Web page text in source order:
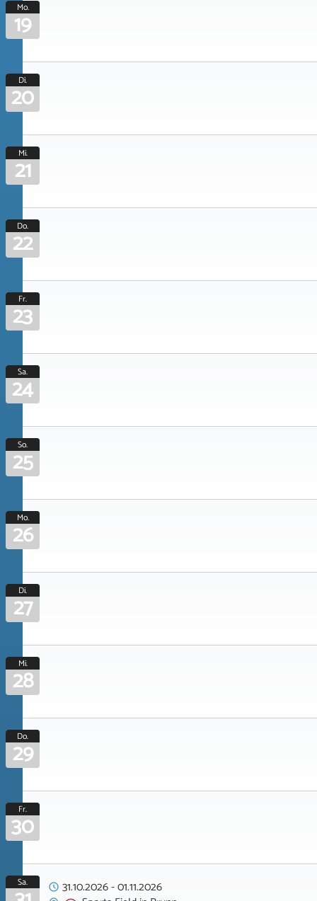
Mo.
19
Di.
20
Mi.
21
Do.
22
Fr.
23
Sa.
24
So.
25
Mo.
26
Di.
27
Mi.
28
Do.
29
Fr.
30
Sa. 31.10.2026-01.11.2026